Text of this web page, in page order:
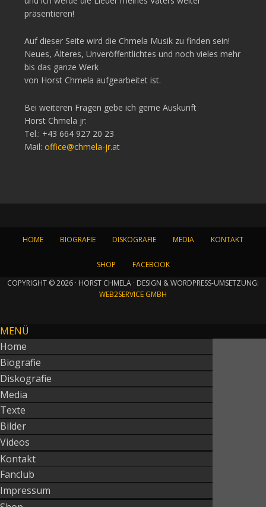
präsentieren!
Auf dieser Seite wird die Chmela Musik zu finden sein!
Neues, Älteres, Unveröffentlichtes und noch vieles mehr
bis das ganze Werk
von Horst Chmela aufgearbeitet ist.
Bei weiteren Fragen gebe ich gerne Auskunft
Horst Chmela jr:
Tel.: +43 664 927 20 23
Mail: office@chmela-jr.at
HOME BIOGRAFIE DISKOGRAFIE MEDIA KONTAKT
SHOP
FACEBOOK
COPYRIGHT © 2026 · HORST CHMELA · DESIGN & WORDPRESS-UMSETZUNG:
WEB2SERVICE GMBH
MENÜ
Home
Biografie
Diskografie
Media
Texte
Bilder
Videos
Kontakt
Fanclub
Impressum